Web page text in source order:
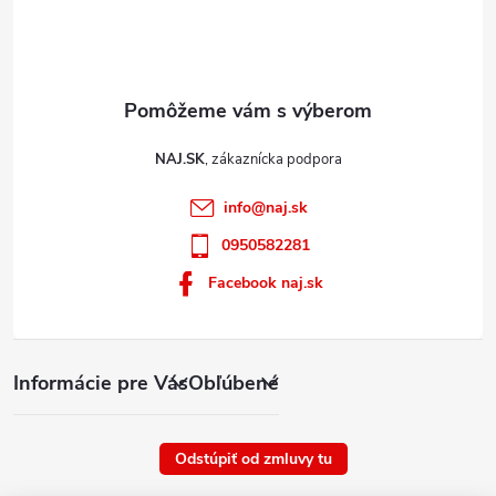
Informácie pre VásObľúbené
NAJ.SK
info@naj.sk
0950582281
Facebook naj.sk
Odstúpiť od zmluvy tu